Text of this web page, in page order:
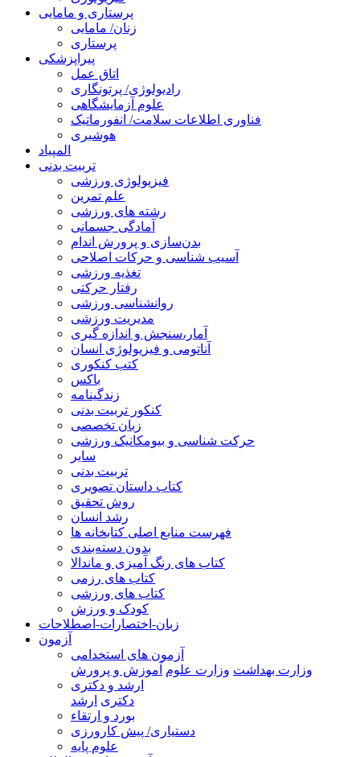
پرستاری و مامایی
زنان/ مامایی
پرستاری
پیراپزشکی
اتاق عمل
رادیولوژی/ پرتونگاری
علوم آزمایشگاهی
فناوری اطلاعات سلامت/ انفورماتیک
هوشبری
المپیاد
تربیت بدنی
فیزیولوژی ورزشی
علم تمرین
رشته های ورزشی
آمادگی جسمانی
بدن‌سازی و پرورش اندام
آسیب شناسی و حرکات اصلاحی
تغذیه ورزشی
رفتار حرکتی
روانشناسی ورزشی
مدیریت ورزشی
آمار،سنجش و اندازه گیری
آناتومی و فیزیولوژی انسان
کتب کنکوری
باکس
زندگینامه
کنکور تربیت بدنی
زبان تخصصی
حرکت شناسی و بیومکانیک ورزشی
سایر
تربیت بدنی
کتاب داستان تصویری
روش تحقیق
رشد انسان
فهرست منابع اصلی کتابخانه ها
بدون دسته‌بندی
کتاب های رنگ آمیزی و ماندالا
کتاب های رزمی
کتاب های ورزشی
کودک و ورزش
زبان-اختصارات-اصطلاحات
آزمون
آزمون های استخدامی
وزارت بهداشت وزارت علوم آموزش و پرورش
ارشد و دکتری
دکتری ارشد
بورد و ارتقاء
دستیاری/ پیش کارورزی
علوم پایه